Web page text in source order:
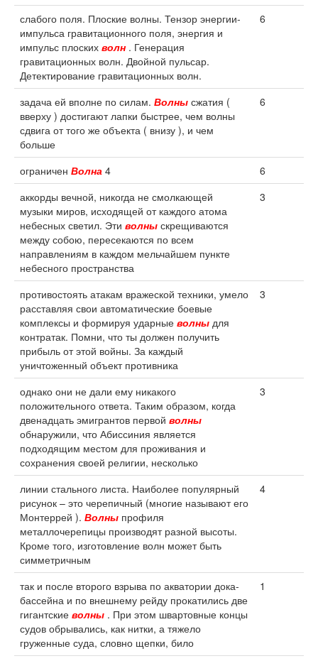
слабого поля. Плоские волны. Тензор энергии-
импульса гравитационного поля, энергия и
импульс плоских волн . Генерация
гравитационных волн. Двойной пульсар.
Детектирование гравитационных волн.
6
задача ей вполне по силам. Волны сжатия (
вверху ) достигают лапки быстрее, чем волны
сдвига от того же объекта ( внизу ), и чем
больше
6
ограничен Волна 4
6
аккорды вечной, никогда не смолкающей
музыки миров, исходящей от каждого атома
небесных светил. Эти волны скрещиваются
между собою, пересекаются по всем
направлениям в каждом мельчайшем пункте
небесного пространства
3
противостоять атакам вражеской техники, умело
расставляя свои автоматические боевые
комплексы и формируя ударные волны для
контратак. Помни, что ты должен получить
прибыль от этой войны. За каждый
уничтоженный объект противника
3
однако они не дали ему никакого
положительного ответа. Таким образом, когда
двенадцать эмигрантов первой волны
обнаружили, что Абиссиния является
подходящим местом для проживания и
сохранения своей религии, несколько
3
линии стального листа. Наиболее популярный
рисунок – это черепичный (многие называют его
Монтеррей ). Волны профиля
металлочерепицы производят разной высоты.
Кроме того, изготовление волн может быть
симметричным
4
так и после второго взрыва по акватории дока-
бассейна и по внешнему рейду прокатились две
гигантские волны . При этом швартовные концы
судов обрывались, как нитки, а тяжело
груженные суда, словно щепки, било
1